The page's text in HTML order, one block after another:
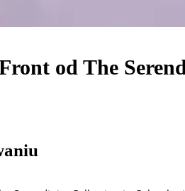
od The